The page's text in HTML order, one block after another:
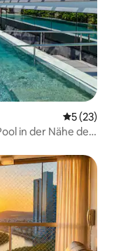
5 (23)
in der Nähe des